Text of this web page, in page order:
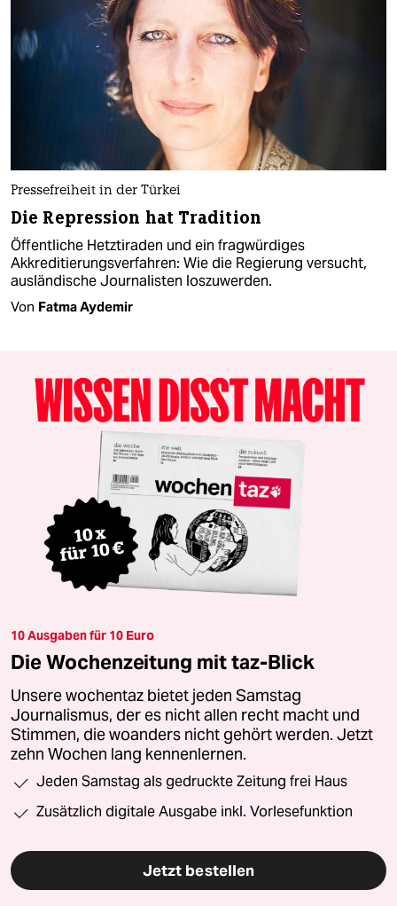
Pressefreiheit in der Türkei
Die Repression hat Tradition
Öffentliche Hetztiraden und ein fragwürdiges
Akkreditierungsverfahren: Wie die Regierung versucht,
ausländische Journalisten loszuwerden.
Von Fatma Aydemir
10 Ausgaben für 10 Euro
Die Wochenzeitung mit taz-Blick
Unsere wochentaz bietet jeden Samstag
Journalismus, der es nicht allen recht macht und
Stimmen, die woanders nicht gehört werden. Jetzt
zehn Wochen lang kennenlernen.
Jeden Samstag als gedruckte Zeitung frei Haus
Zusätzlich digitale Ausgabe inkl. Vorlesefunktion
Jetzt bestellen